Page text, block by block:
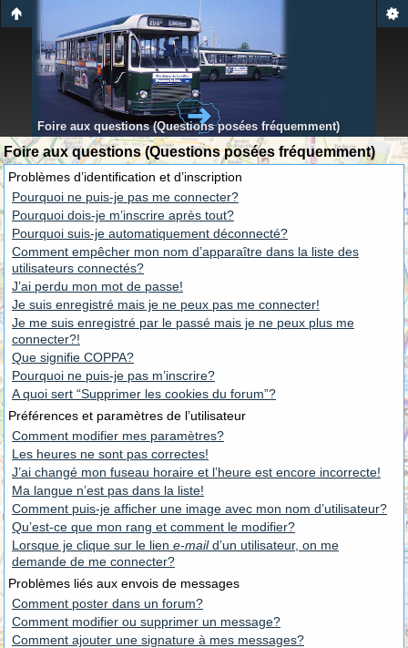
Foire aux questions (Questions posées fréquemment)
Foire aux questions (Questions posées fréquemment)
Problèmes d’identification et d’inscription
Pourquoi ne puis-je pas me connecter?
Pourquoi dois-je m’inscrire après tout?
Pourquoi suis-je automatiquement déconnecté?
Comment empêcher mon nom d’apparaître dans la liste des
utilisateurs connectés?
J’ai perdu mon mot de passe!
Je suis enregistré mais je ne peux pas me connecter!
Je me suis enregistré par le passé mais je ne peux plus me
connecter?!
Que signifie COPPA?
Pourquoi ne puis-je pas m’inscrire?
A quoi sert “Supprimer les cookies du forum”?
Préférences et paramètres de l’utilisateur
Comment modifier mes paramètres?
Les heures ne sont pas correctes!
J’ai changé mon fuseau horaire et l’heure est encore incorrecte!
Ma langue n’est pas dans la liste!
Comment puis-je afficher une image avec mon nom d’utilisateur?
Qu’est-ce que mon rang et comment le modifier?
Lorsque je clique sur le lien e-maild’un utilisateur, on me
demande de me connecter?
Problèmes liés aux envois de messages
Comment poster dans un forum?
Comment modifier ou supprimer un message?
Comment ajouter une signature à mes messages?